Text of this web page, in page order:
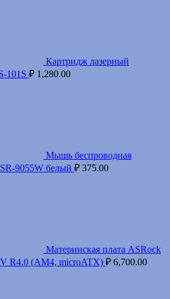
Картридж лазерный
101S ₽ 1,280.00
Мышь беспроводная
9055W белый ₽ 375.00
Материнская плата ASRock
R4.0 (AM4, microATX) ₽ 6,700.00